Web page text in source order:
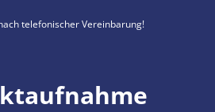
telefonischer Vereinbarung!